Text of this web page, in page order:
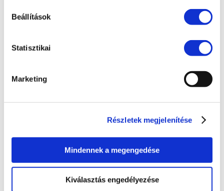
Beállítások
Statisztikai
Marketing
Részletek megjelenítése
Mindennek a megengedése
Kiválasztás engedélyezése
Követeléskezelés
Pénzügyek
Polgári jog
Szellemi tulajdon
Versenyjog
ARCHÍVUM